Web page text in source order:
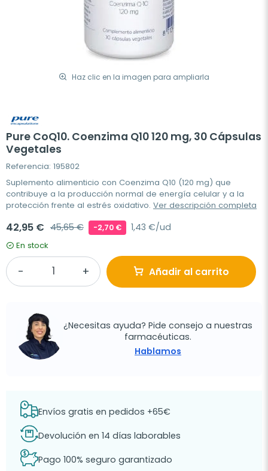
Haz clic en la imagen para ampliarla
Pure CoQ10. Coenzima Q10 120 mg, 30 Cápsulas
Vegetales
Referencia: 195802
Suplemento alimenticio con Coenzima Q10 (120 mg) que
contribuye a la producción normal de energía celular y a la
protección frente al estrés oxidativo. Ver descripción completa
42,95 € 45,65 € -2,70 € 1,43 €/ud
En stock
Añadir al carrito
¿Necesitas ayuda? Pide consejo a nuestras
farmacéuticas.
Hablamos
Envíos gratis en pedidos +65€
Devolución en 14 días laborables
Pago 100% seguro garantizado